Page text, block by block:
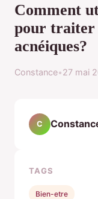
Comment
pour traiter
acnéiques?
Constance•27 mai
C
TAGS
Bien-etre